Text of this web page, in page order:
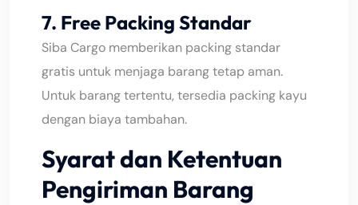
7. Free Packing Standar
Siba Cargo memberikan packing standar
gratis untuk menjaga barang tetap aman.
Untuk barang tertentu, tersedia packing kayu
dengan biaya tambahan.
Syarat dan Ketentuan
Pengiriman Barang